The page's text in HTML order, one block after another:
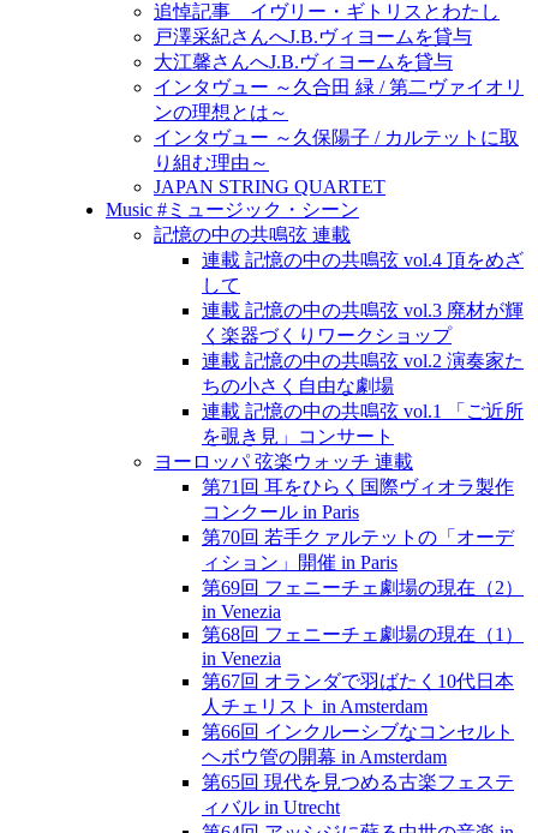
追悼記事 イヴリー・ギトリスとわたし
戸澤采紀さんへJ.B.ヴィヨームを貸与
大江馨さんへJ.B.ヴィヨームを貸与
インタヴュー ～久合田 緑 / 第二ヴァイオリ
ンの理想とは～
インタヴュー ～久保陽子 / カルテットに取
り組む理由～
JAPAN STRING QUARTET
Music #ミュージック・シーン
記憶の中の共鳴弦 連載
連載 記憶の中の共鳴弦 vol.4 頂をめざ
して
連載 記憶の中の共鳴弦 vol.3 廃材が輝
く楽器づくりワークショップ
連載 記憶の中の共鳴弦 vol.2 演奏家た
ちの小さく自由な劇場
連載 記憶の中の共鳴弦 vol.1 「ご近所
を覗き見」コンサート
ヨーロッパ 弦楽ウォッチ 連載
第71回 耳をひらく国際ヴィオラ製作
コンクール in Paris
第70回 若手クァルテットの「オーデ
ィション」開催 in Paris
第69回 フェニーチェ劇場の現在（2）
in Venezia
第68回 フェニーチェ劇場の現在（1）
in Venezia
第67回 オランダで羽ばたく10代日本
人チェリスト in Amsterdam
第66回 インクルーシブなコンセルト
ヘボウ管の開幕 in Amsterdam
第65回 現代を見つめる古楽フェステ
ィバル in Utrecht